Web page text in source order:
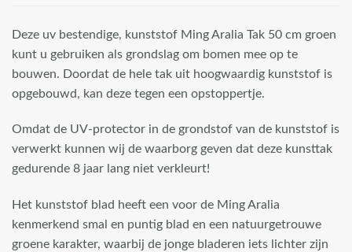
Deze uv bestendige, kunststof Ming Aralia Tak 50 cm groen
kunt u gebruiken als grondslag om bomen mee op te
bouwen. Doordat de hele tak uit hoogwaardig kunststof is
opgebouwd, kan deze tegen een opstoppertje.
Omdat de UV-protector in de grondstof van de kunststof is
verwerkt kunnen wij de waarborg geven dat deze kunsttak
gedurende 8 jaar lang niet verkleurt!
Het kunststof blad heeft een voor de Ming Aralia
kenmerkend smal en puntig blad en een natuurgetrouwe
groene karakter, waarbij de jonge bladeren iets lichter zijn